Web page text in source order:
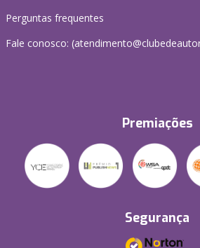
Perguntas frequentes
Fale conosco:
Premiações
Segurança